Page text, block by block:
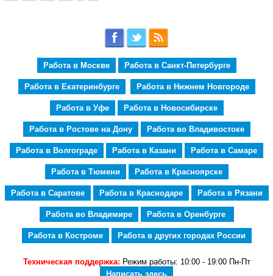
Работа в Москве Работа в Санкт-Петербурге
Работа в Екатеринбурге Работа в Нижнем Новгороде
Работа в Уфе Работа в Новосибирске
Работа в Ростове на Дону Работа во Владивостоке
Работа в Волгограде Работа в Казани Работа в Самаре
Работа в Тюмени Работа в Красноярске
Работа в Саратове Работа в Краснодаре Работа в Рязани
Работа во Владимире Работа в Оренбурге
Работа в Костроме Работа в других городах России
Техническая поддержка: Режим работы: 10:00 - 19:00 Пн-Пт
Написать здесь